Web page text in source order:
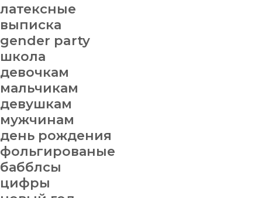
латексные
выписка
gender party
школа
девочкам
мальчикам
девушкам
мужчинам
день рождения
фольгированые
бабблсы
цифры